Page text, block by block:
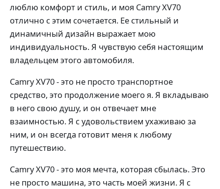
люблю комфорт и стиль, и моя Camry XV70
отлично с этим сочетается. Ее стильный и
динамичный дизайн выражает мою
индивидуальность. Я чувствую себя настоящим
владельцем этого автомобиля.
Camry XV70 - это не просто транспортное
средство, это продолжение моего я. Я вкладываю
в него свою душу, и он отвечает мне
взаимностью. Я с удовольствием ухаживаю за
ним, и он всегда готовит меня к любому
путешествию.
Camry XV70 - это моя мечта, которая сбылась. Это
не просто машина, это часть моей жизни. Я с